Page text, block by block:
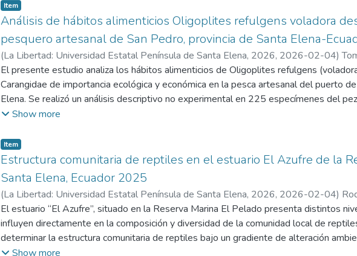
mediante guías taxonómicas especializadas. Para el análisis de los datos se
diversidad (Shannon-Wiener, Pielou), riqueza y abundancia relativa, así como la
similitud entre comunidades. Los resultados mostraron que T. billbergii presentó una
abundancia de artrópodos en comparación con Caesalpinia paipai, con predominio de
(Camponotus atriceps, Polybia occidentalis, Solenopsis geminata), además de
depredadores. La temperatura y la fenología del árbol mostraron una influencia leve
comunidades (R = 0,107; p = 0,506). Se concluye que T. billbergii constituye un
dinámica trófica del bosque seco, al mantener comunidades de insectos diversas y
reafirma su importancia ecológica y la necesidad de fortalecer su conservación
Item
Análisis de hábitos alimenticios Oligoplites refulgens voladora
pesquero artesanal de San Pedro, provincia de Santa Elena-
(La Libertad: Universidad Estatal Península de Santa Elena, 2026, 2026-02-04)
Darquea Arteaga, Jodie Jéssica
El presente estudio analiza los hábitos alimenticios de Oligoplites refulgens
Carangidae de importancia ecológica y económica en la pesca artesanal del puerto
Elena. Se realizó un análisis descriptivo no experimental en 225 especímenes del
octubre de 2025. Se utilizaron métodos numéricos, gravimétricos y de frecuencia de
datos obtenidos indican una dieta altamente especializada, en la que los peces
Índice de Importancia Relativa y los cefalópodos el 41,09%, sumando entre ambos
composición alimentaria. La baja diversidad trófica (H’ = 1,18 bits) y equidad (J’ =
poco variado, mientras que el índice de amplitud del nicho (Bi’ = 0,32) resalta su
nivel trófico calculado (NT = 4,12) sitúa a la voladora en posiciones como depredador
diferencias significativas en la dieta entre rangos de talla (p > 0,05), lo que indica una
crecimiento.
Show more
Item
Estructura comunitaria de reptiles en el estuario El Azufre de la
Santa Elena, Ecuador 2025
(La Libertad: Universidad Estatal Península de Santa Elena, 2026, 2026-02-04)
Santos Sánchez, William Jamil
El estuario “El Azufre”, situado en la Reserva Marina El Pelado presenta distintos
influyen directamente en la composición y diversidad de la comunidad local de
determinar la estructura comunitaria de reptiles bajo un gradiente de alteración
riqueza y similitud de especies, así mismo su distribución geográfica según diferentes
Show more